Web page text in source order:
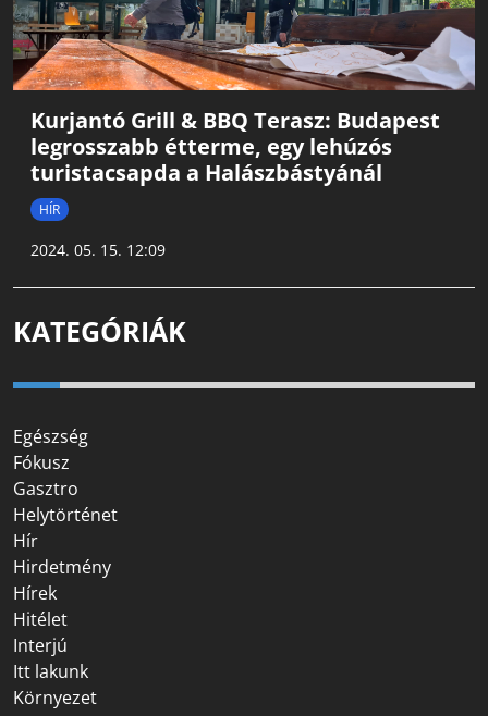
Kurjantó Grill & BBQ Terasz: Budapest
legrosszabb étterme, egy lehúzós
turistacsapda a Halászbástyánál
HÍR
2024. 05. 15. 12:09
KATEGÓRIÁK
Egészség
Fókusz
Gasztro
Helytörténet
Hír
Hirdetmény
Hírek
Hitélet
Interjú
Itt lakunk
Környezet